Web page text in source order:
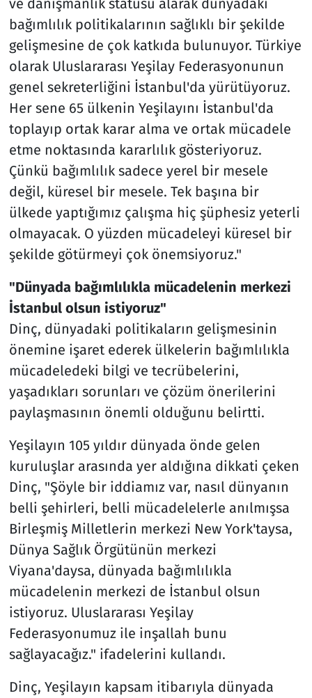
bağımlılık politikalarının sağlıklı bir şekilde
gelişmesine de çok katkıda bulunuyor. Türkiye
olarak Uluslararası Yeşilay Federasyonunun
genel sekreterliğini İstanbul'da yürütüyoruz.
Her sene 65 ülkenin Yeşilayını İstanbul'da
toplayıp ortak karar alma ve ortak mücadele
etme noktasında kararlılık gösteriyoruz.
Çünkü bağımlılık sadece yerel bir mesele
değil, küresel bir mesele. Tek başına bir
ülkede yaptığımız çalışma hiç şüphesiz yeterli
olmayacak. O yüzden mücadeleyi küresel bir
şekilde götürmeyi çok önemsiyoruz."
"Dünyada bağımlılıkla mücadelenin merkezi
İstanbul olsun istiyoruz"
Dinç, dünyadaki politikaların gelişmesinin
önemine işaret ederek ülkelerin bağımlılıkla
mücadeledeki bilgi ve tecrübelerini,
yaşadıkları sorunları ve çözüm önerilerini
paylaşmasının önemli olduğunu belirtti.
Yeşilayın 105 yıldır dünyada önde gelen
kuruluşlar arasında yer aldığına dikkati çeken
Dinç, "Şöyle bir iddiamız var, nasıl dünyanın
belli şehirleri, belli mücadelelerle anılmışsa
Birleşmiş Milletlerin merkezi New York'taysa,
Dünya Sağlık Örgütünün merkezi
Viyana'daysa, dünyada bağımlılıkla
mücadelenin merkezi de İstanbul olsun
istiyoruz. Uluslararası Yeşilay
Federasyonumuz ile inşallah bunu
sağlayacağız." ifadelerini kullandı.
Dinç, Yeşilayın kapsam itibarıyla dünyada